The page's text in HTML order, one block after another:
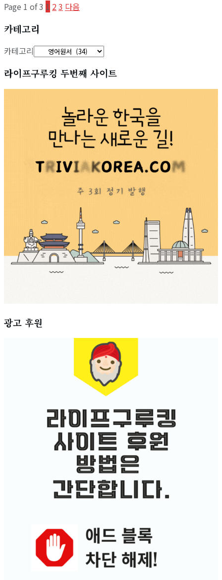
Page 1 of 3 1 23 다음
카테고리
카테고리
라이프구루킹 두번째 사이트
광고 후원